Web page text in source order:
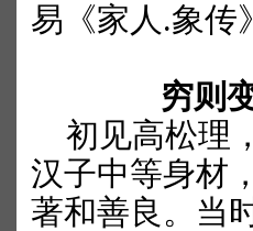
易《家人 .象传》
穷则
初见高松理
汉子中等身材
著和善良。当